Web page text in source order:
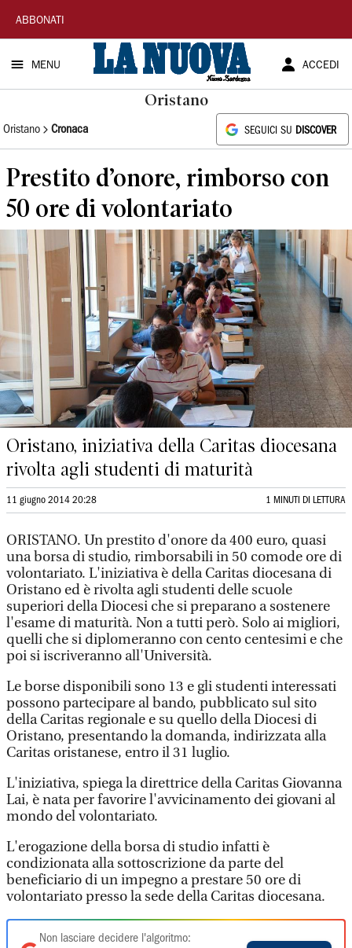
La
Nuova
Sardegna
ABBONATI
MENU ACCEDI
Oristano
Oristano Cronaca SEGUICI SU DISCOVER
Prestito d’onore, rimborso con
50 ore di volontariato
Oristano, iniziativa della Caritas diocesana
rivolta agli studenti di maturità
11 giugno 2014 20:28 1 MINUTI DI LETTURA
ORISTANO. Un prestito d'onore da 400 euro, quasi
una borsa di studio, rimborsabili in 50 comode ore di
volontariato. L'iniziativa è della Caritas diocesana di
Oristano ed è rivolta agli studenti delle scuole
superiori della Diocesi che si preparano a sostenere
l'esame di maturità. Non a tutti però. Solo ai migliori,
quelli che si diplomeranno con cento centesimi e che
poi si iscriveranno all'Università.
Le borse disponibili sono 13 e gli studenti interessati
possono partecipare al bando, pubblicato sul sito
della Caritas regionale e su quello della Diocesi di
Oristano, presentando la domanda, indirizzata alla
Caritas oristanese, entro il 31 luglio.
L'iniziativa, spiega la direttrice della Caritas Giovanna
Lai, è nata per favorire l'avvicinamento dei giovani al
mondo del volontariato.
L'erogazione della borsa di studio infatti è
condizionata alla sottoscrizione da parte del
beneficiario di un impegno a prestare 50 ore di
volontariato presso la sede della Caritas diocesana.
Non lasciare decidere l'algoritmo: